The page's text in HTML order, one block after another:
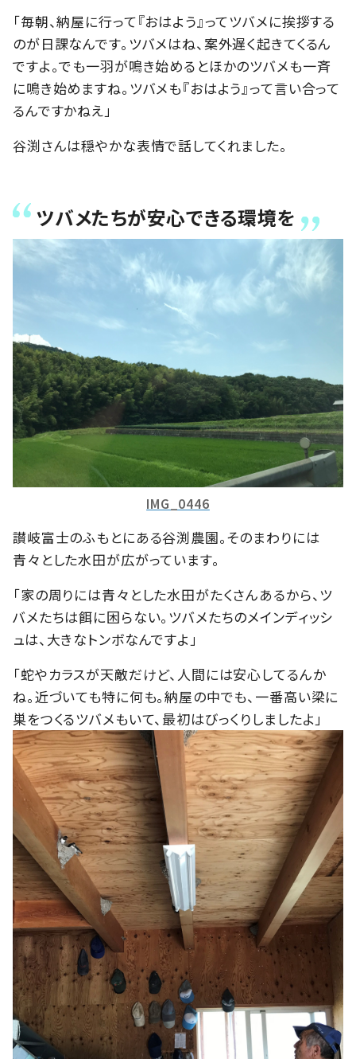
「毎朝、納屋に行って『おはよう』ってツバメに挨拶する
のが日課なんです。ツバメはね、案外遅く起きてくるん
ですよ。でも一羽が鳴き始めるとほかのツバメも一斉
に鳴き始めますね。ツバメも『おはよう』って言い合って
るんですかねえ」
谷渕さんは穏やかな表情で話してくれました。
ツバメたちが安心できる環境を
IMG_0446
讃岐富士のふもとにある谷渕農園。そのまわりには
青々とした水田が広がっています。
「家の周りには青々とした水田がたくさんあるから、ツ
バメたちは餌に困らない。ツバメたちのメインディッシ
ュは、大きなトンボなんですよ」
「蛇やカラスが天敵だけど、人間には安心してるんか
ね。近づいても特に何も。納屋の中でも、一番高い梁に
巣をつくるツバメもいて、最初はびっくりしましたよ」